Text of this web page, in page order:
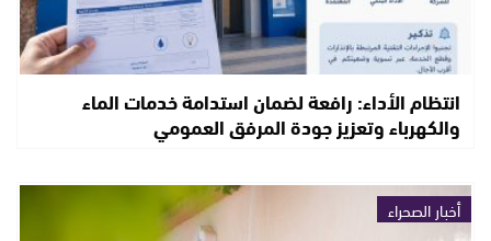
انتظام الأداء: رافعة لضمان استدامة خدمات الماء
والكهرباء وتعزيز جودة المرفق العمومي
أخبار الصحراء